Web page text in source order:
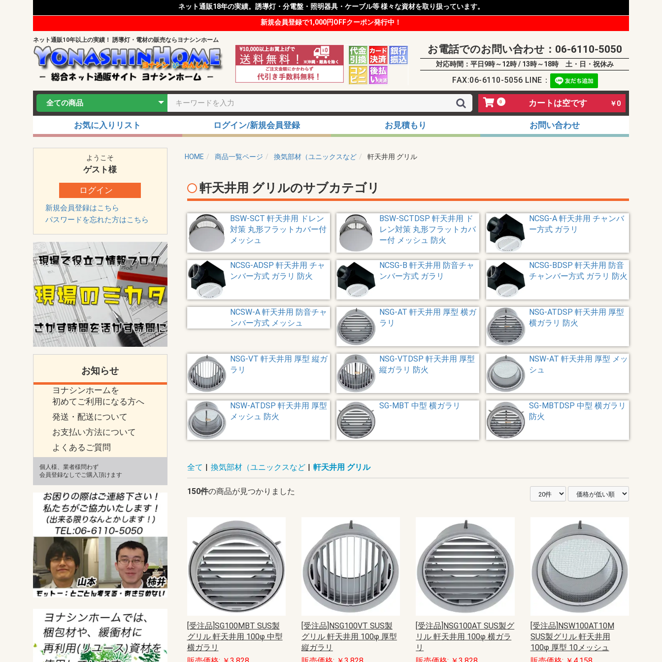
ネット通販18年の実績。誘導灯・分電盤・照明器具・ケーブル等 様々な資材を取り扱っています。
新規会員登録で1,000円OFFクーポン発行中！
ネット通販10年以上の実績！ 誘導灯・電材の販売ならヨナシンホーム
お電話でのお問い合わせ：06-6110-5050
対応時間：平日9時～12時 / 13時～18時 土・日・祝休み
FAX:06-6110-5056 LINE：
0 カートは空です ￥0
お気に入りリスト ログイン/新規会員登録 お見積もり お問い合わせ
ようこそ
ゲスト様
ログイン
新規会員登録はこちら
パスワードを忘れた方はこちら
お知らせ
ヨナシンホームを
初めてご利用になる方へ
発送・配送について
お支払い方法について
よくあるご質問
個人様、業者様問わず
会員登録なしでご購入頂けます
HOME 商品一覧ページ 換気部材（ユニックスなど 軒天井用 グリル
軒天井用 グリルのサブカテゴリ
BSW-SCT 軒天井用 ドレン
対策 丸形フラットカバー付
メッシュ
BSW-SCTDSP 軒天井用 ド
レン対策 丸形フラットカバ
ー付 メッシュ 防火
NCSG-A 軒天井用 チャンバ
ー方式 ガラリ
NCSG-ADSP 軒天井用 チャ
ンバー方式 ガラリ 防火
NCSG-B 軒天井用 防音チャ
ンバー方式 ガラリ
NCSG-BDSP 軒天井用 防音
チャンバー方式 ガラリ 防火
NCSW-A 軒天井用 防音チャ
ンバー方式 メッシュ
NSG-AT 軒天井用 厚型 横ガ
ラリ
NSG-ATDSP 軒天井用 厚型
横ガラリ 防火
NSG-VT 軒天井用 厚型 縦ガ
ラリ
NSG-VTDSP 軒天井用 厚型
縦ガラリ 防火
NSW-AT 軒天井用 厚型 メッ
シュ
NSW-ATDSP 軒天井用 厚型
メッシュ 防火
SG-MBT 中型 横ガラリ
SG-MBTDSP 中型 横ガラリ
防火
全て | 換気部材（ユニックスなど | 軒天井用 グリル
150件の商品が見つかりました
[受注品]SG100MBT SUS製
グリル 軒天井用 100φ 中型
横ガラリ
[受注品]NSG100VT SUS製
グリル 軒天井用 100φ 厚型
縦ガラリ
[受注品]NSG100AT SUS製グ
リル 軒天井用 100φ 横ガラ
リ
[受注品]NSW100AT10M
SUS製グリル 軒天井用
100φ 厚型 10メッシュ